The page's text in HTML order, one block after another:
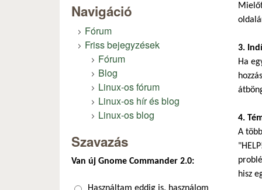
3.
Ha
4.
A
hisz
Navigáció
Fórum
Friss bejegyzések
Fórum
Blog
Linux-os fórum
Linux-os hír és blog
Linux-os blog
Szavazás
Van új Gnome Commander 2.0: